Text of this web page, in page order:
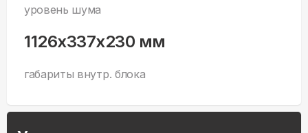
уровень шума
1126x337x230 мм
габариты внутр. блока